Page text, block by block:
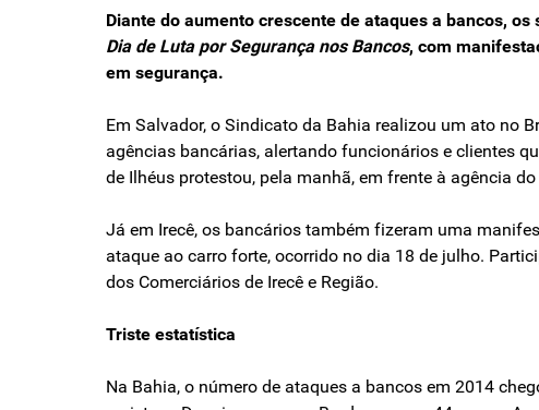
Diante do aumento crescente de ataques a bancos,
Dia de Luta por Segurança nos Bancos, com
em segurança.
Em Salvador, o Sindicato da Bahia realizou um ato no
agências bancárias, alertando funcionários e clientes
de Ilhéus protestou, pela manhã, em frente à agência
Já em Irecê, os bancários também fizeram uma
ataque ao carro forte, ocorrido no dia 18 de julho.
dos Comerciários de Irecê e Região.
Triste estatística
Na Bahia, o número de ataques a bancos em 2014